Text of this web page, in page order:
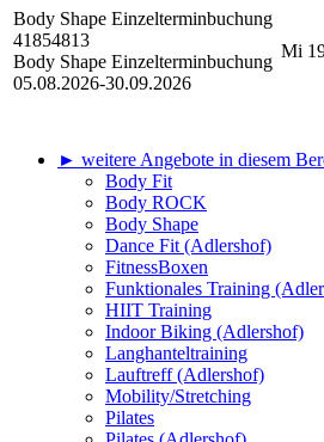
Body Shape Einzelterminbuchung
41854813
Body Shape Einzelterminbuchung
05.08.2026-30.09.2026
Mi
► weitere Angebote in diesem
Body Fit
Body ROCK
Body Shape
Dance Fit (Adlershof)
FitnessBoxen
Funktionales Training
HIIT Training
Indoor Biking (Adlershof)
Langhanteltraining
Lauftreff (Adlershof)
Mobility/Stretching
Pilates